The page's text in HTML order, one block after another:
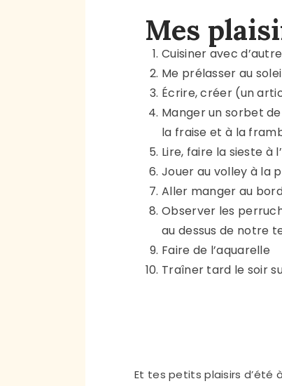
Mes
Cuisiner avec
Me prélasser au
Écrire, créer (un
Manger un sorbet
la fraise et à la
Lire, faire la sieste à
Jouer au volley à la
Aller manger au
Observer les
au dessus de notre
Faire de l’aquarelle
Traîner tard le soir
Et tes petits plaisirs d’été